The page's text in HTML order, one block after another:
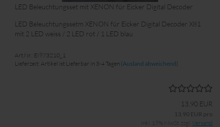
LED Beleuchtungsset mit XENON für Eicker Digital Decoder
LED Beleuchtungssetm XENON für Eicker Digital Decoder X81
mit 2 LED weiss / 2 LED rot / 1 LED blau
Art.Nr.: EI973210_1
Lieferzeit: Artikel ist Lieferbar in 3-4 Tagen (Ausland abweichend)
13,90 EUR
13,90 EUR pro
inkl. 19% MwSt. zzgl. Versand